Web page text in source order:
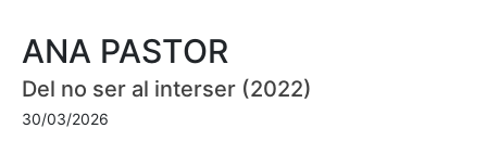
ANA PASTOR
Del no ser al interser (2022)
30/03/2026